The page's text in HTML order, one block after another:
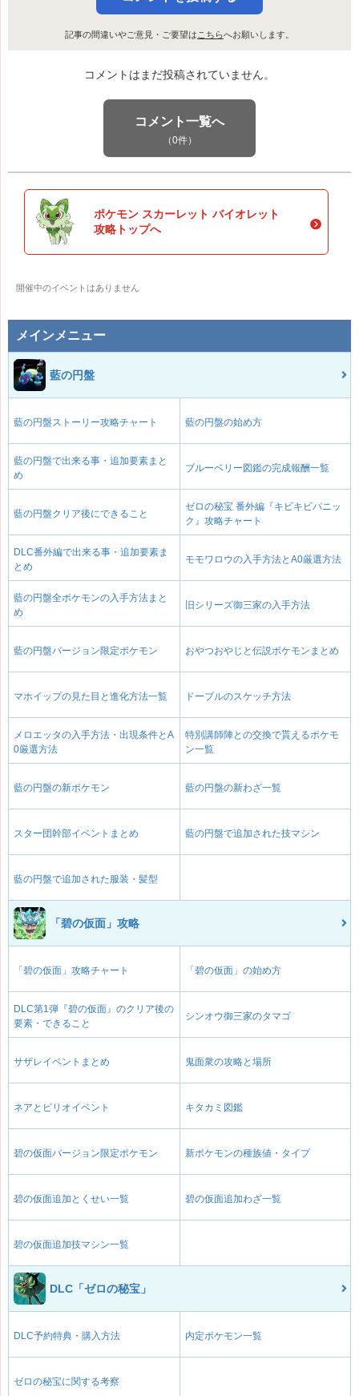
記事の間違いやご意見・ご要望はこちらへお願いします。
コメントはまだ投稿されていません。
コメント一覧へ
（0件）
ポケモン スカーレット バイオレット
攻略トップへ
開催中のイベントはありません
メインメニュー
藍の円盤
藍の円盤ストーリー攻略チャート 藍の円盤の始め方
藍の円盤で出来る事・追加要素まと
め
ブルーベリー図鑑の完成報酬一覧
藍の円盤クリア後にできること
ゼロの秘宝 番外編『キビキビパニッ
ク』攻略チャート
DLC番外編で出来る事・追加要素ま
とめ
モモワロウの入手方法とA0厳選方法
藍の円盤全ポケモンの入手方法まと
め
旧シリーズ御三家の入手方法
藍の円盤バージョン限定ポケモン おやつおやじと伝説ポケモンまとめ
マホイップの見た目と進化方法一覧 ドーブルのスケッチ方法
メロエッタの入手方法・出現条件とA
0厳選方法
特別講師陣との交換で貰えるポケモ
ン一覧
藍の円盤の新ポケモン 藍の円盤の新わざ一覧
スター団幹部イベントまとめ 藍の円盤で追加された技マシン
藍の円盤で追加された服装・髪型
「碧の仮面」攻略
「碧の仮面」攻略チャート 「碧の仮面」の始め方
DLC第1弾『碧の仮面』のクリア後の
要素・できること
シンオウ御三家のタマゴ
サザレイベントまとめ 鬼面衆の攻略と場所
ネアとビリオイベント キタカミ図鑑
碧の仮面バージョン限定ポケモン 新ポケモンの種族値・タイプ
碧の仮面追加とくせい一覧 碧の仮面追加わざ一覧
碧の仮面追加技マシン一覧
DLC「ゼロの秘宝」
DLC予約特典・購入方法 内定ポケモン一覧
ゼロの秘宝に関する考察